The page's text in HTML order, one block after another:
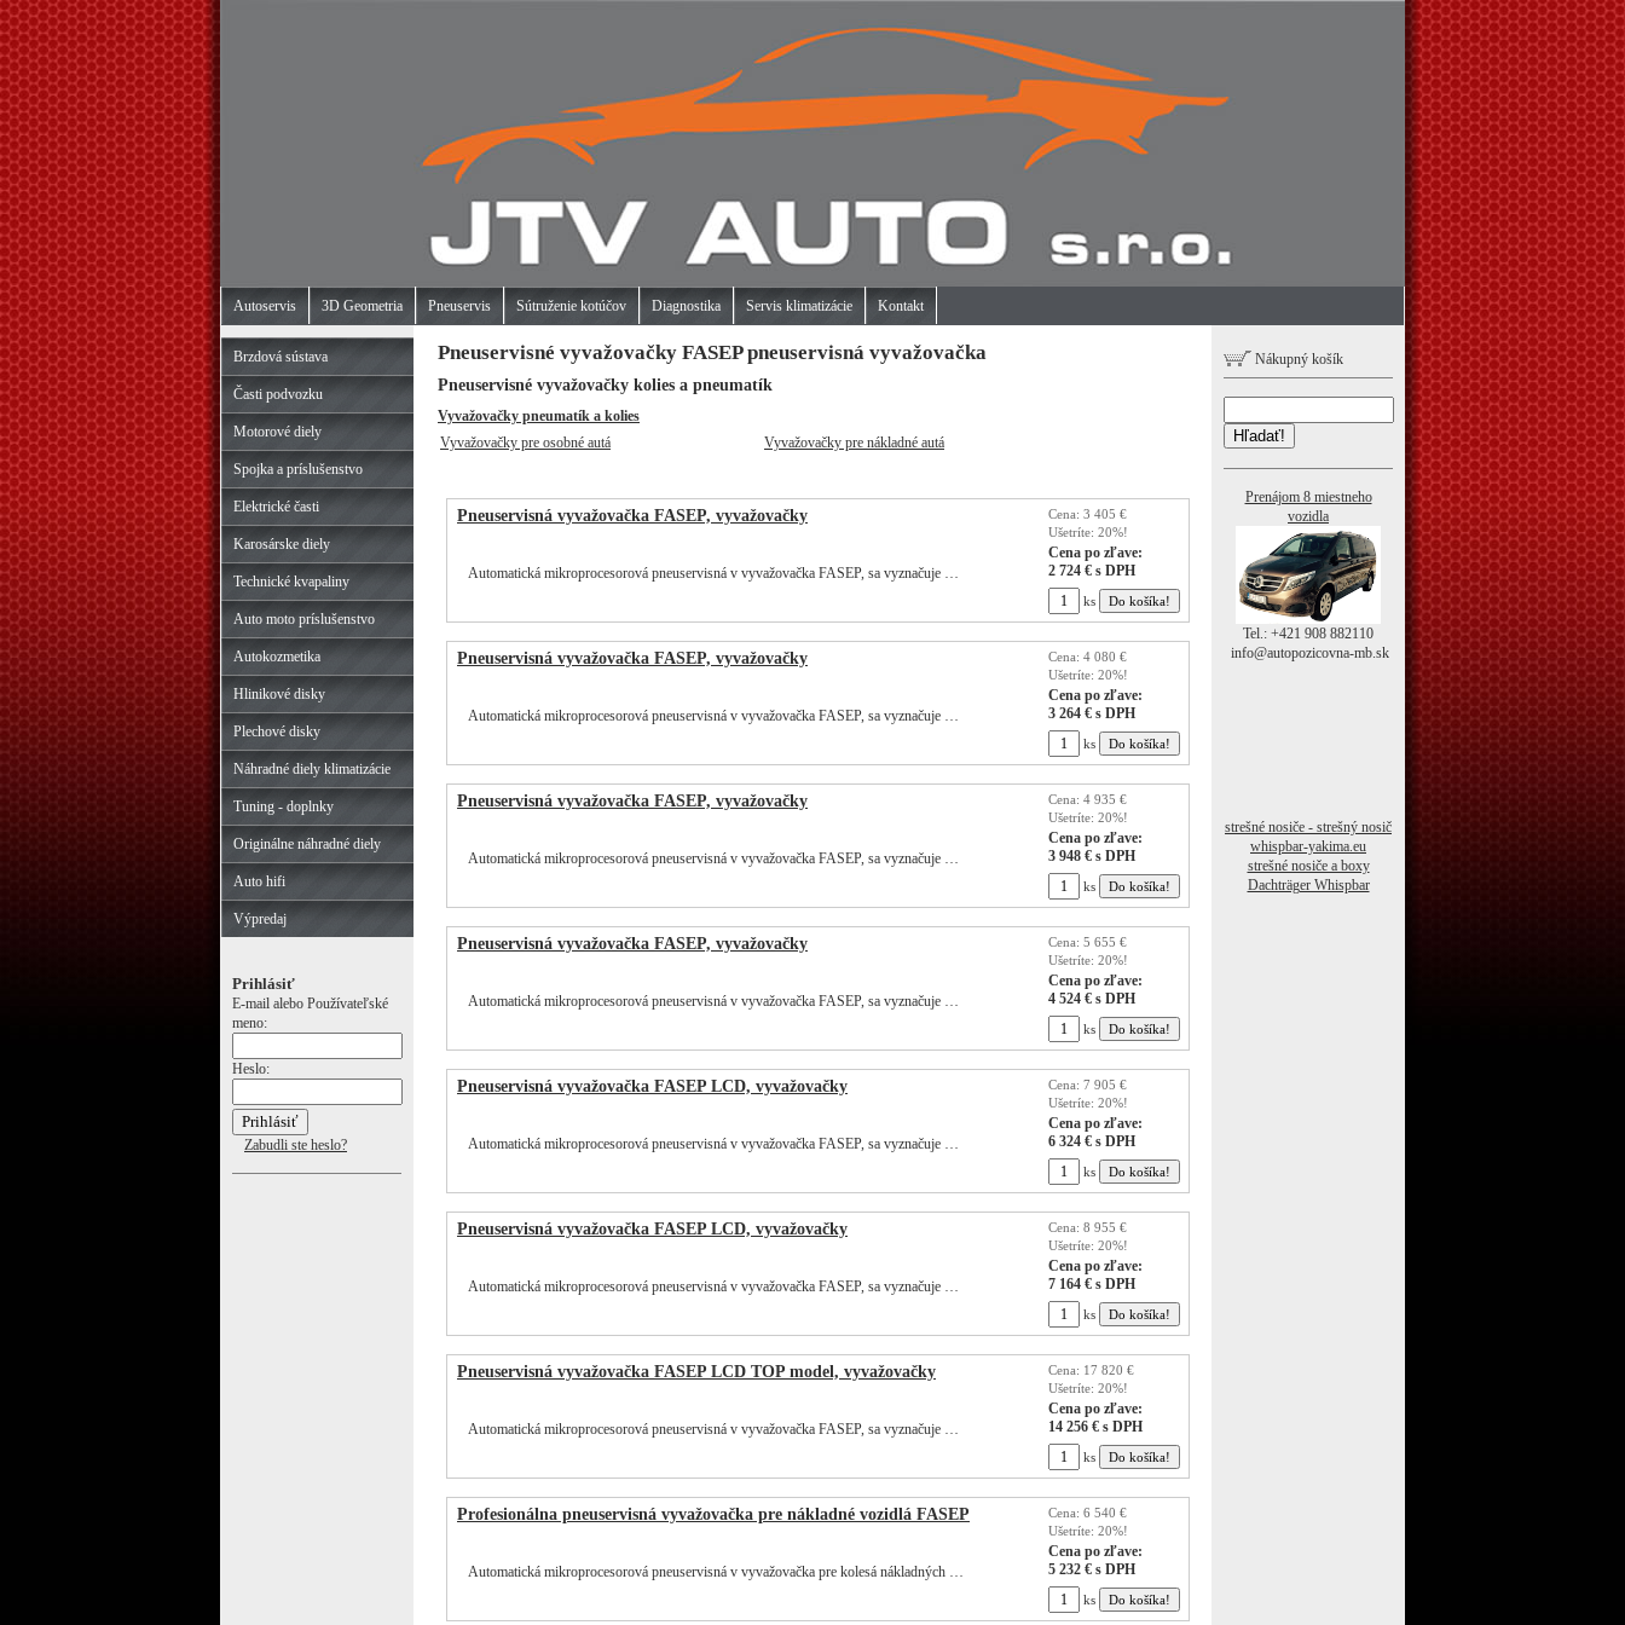
Autoservis 3D Geometria Pneuservis Sútruženie kotúčov Diagnostika Servis klimatizácie Kontakt
Brzdová sústava
Časti podvozku
Motorové diely
Spojka a príslušenstvo
Elektrické časti
Karosárske diely
Technické kvapaliny
Auto moto príslušenstvo
Autokozmetika
Hlinikové disky
Plechové disky
Náhradné diely klimatizácie
Tuning - doplnky
Originálne náhradné diely
Auto hifi
Výpredaj
Prihlásiť
E-mail alebo Používateľské
meno:
Heslo:
Zabudli ste heslo?
Pneuservisné vyvažovačky FASEP pneuservisná vyvažovačka
Pneuservisné vyvažovačky kolies a pneumatík
Vyvažovačky pneumatík a kolies
Vyvažovačky pre osobné autá
Vyvažovačky pre nákladné autá
Pneuservisná vyvažovačka FASEP, vyvažovačky Cena: 3 405 €
Ušetríte: 20%!
Cena po zľave:
2 724 € s DPH
ks
Automatická mikroprocesorová pneuservisná v vyvažovačka FASEP, sa vyznačuje …
Pneuservisná vyvažovačka FASEP, vyvažovačky Cena: 4 080 €
Ušetríte: 20%!
Cena po zľave:
3 264 € s DPH
ks
Automatická mikroprocesorová pneuservisná v vyvažovačka FASEP, sa vyznačuje …
Pneuservisná vyvažovačka FASEP, vyvažovačky Cena: 4 935 €
Ušetríte: 20%!
Cena po zľave:
3 948 € s DPH
ks
Automatická mikroprocesorová pneuservisná v vyvažovačka FASEP, sa vyznačuje …
Pneuservisná vyvažovačka FASEP, vyvažovačky Cena: 5 655 €
Ušetríte: 20%!
Cena po zľave:
4 524 € s DPH
ks
Automatická mikroprocesorová pneuservisná v vyvažovačka FASEP, sa vyznačuje …
Pneuservisná vyvažovačka FASEP LCD, vyvažovačky Cena: 7 905 €
Ušetríte: 20%!
Cena po zľave:
6 324 € s DPH
ks
Automatická mikroprocesorová pneuservisná v vyvažovačka FASEP, sa vyznačuje …
Pneuservisná vyvažovačka FASEP LCD, vyvažovačky Cena: 8 955 €
Ušetríte: 20%!
Cena po zľave:
7 164 € s DPH
ks
Automatická mikroprocesorová pneuservisná v vyvažovačka FASEP, sa vyznačuje …
Pneuservisná vyvažovačka FASEP LCD TOP model, vyvažovačky Cena: 17 820 €
Ušetríte: 20%!
Cena po zľave:
14 256 € s DPH
ks
Automatická mikroprocesorová pneuservisná v vyvažovačka FASEP, sa vyznačuje …
Profesionálna pneuservisná vyvažovačka pre nákladné vozidlá FASEP Cena: 6 540 €
Ušetríte: 20%!
Cena po zľave:
5 232 € s DPH
ks
Automatická mikroprocesorová pneuservisná v vyvažovačka pre kolesá nákladných …
Nákupný košík
Hľadať!
Prenájom 8 miestneho
vozidla
Tel.: +421 908 882110
info@autopozicovna-mb.sk
strešné nosiče - strešný nosič
whispbar-yakima.eu
strešné nosiče a boxy
Dachträger Whispbar